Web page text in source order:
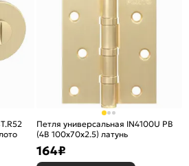
Петля универсальная IN4100U PB
(4B 100х70х2.5) латунь
164₽